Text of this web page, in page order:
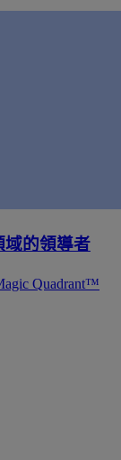
域的領導者
Quadrant™